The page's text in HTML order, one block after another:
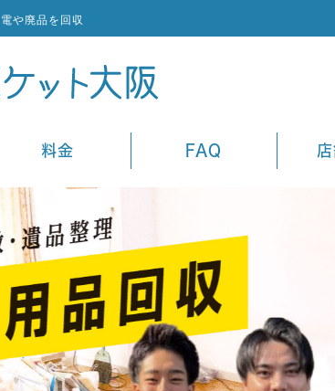
や廃品を回収
料金 FAQ